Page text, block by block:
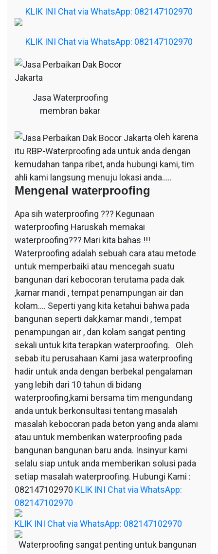
KLIK INI Chat via WhatsApp: 082147102970
KLIK INI Chat via WhatsApp: 082147102970
Jasa Waterproofing
membran bakar
oleh karena
itu RBP-Waterproofing ada untuk anda dengan
kemudahan tanpa ribet, anda hubungi kami, tim
ahli kami langsung menuju lokasi anda…..
Mengenal waterproofing
Apa sih waterproofing ??? Kegunaan
waterproofing Haruskah memakai
waterproofing??? Mari kita bahas !!!
Waterproofing adalah sebuah cara atau metode
untuk memperbaiki atau mencegah suatu
bangunan dari kebocoran terutama pada dak
,kamar mandi , tempat penampungan air dan
kolam…. Seperti yang kita ketahui bahwa pada
bangunan seperti dak,kamar mandi , tempat
penampungan air , dan kolam sangat penting
sekali untuk kita terapkan waterproofing. Oleh
sebab itu perusahaan Kami jasa waterproofing
hadir untuk anda dengan berbekal pengalaman
yang lebih dari 10 tahun di bidang
waterproofing,kami bersama tim mengundang
anda untuk berkonsultasi tentang masalah
masalah kebocoran pada beton yang anda alami
atau untuk memberikan waterproofing pada
bangunan bangunan baru anda. Insinyur kami
selalu siap untuk anda memberikan solusi pada
setiap masalah waterproofing. Hubungi Kami :
082147102970 KLIK INI Chat via WhatsApp:
082147102970
KLIK INI Chat via WhatsApp: 082147102970
Waterproofing sangat penting untuk bangunan